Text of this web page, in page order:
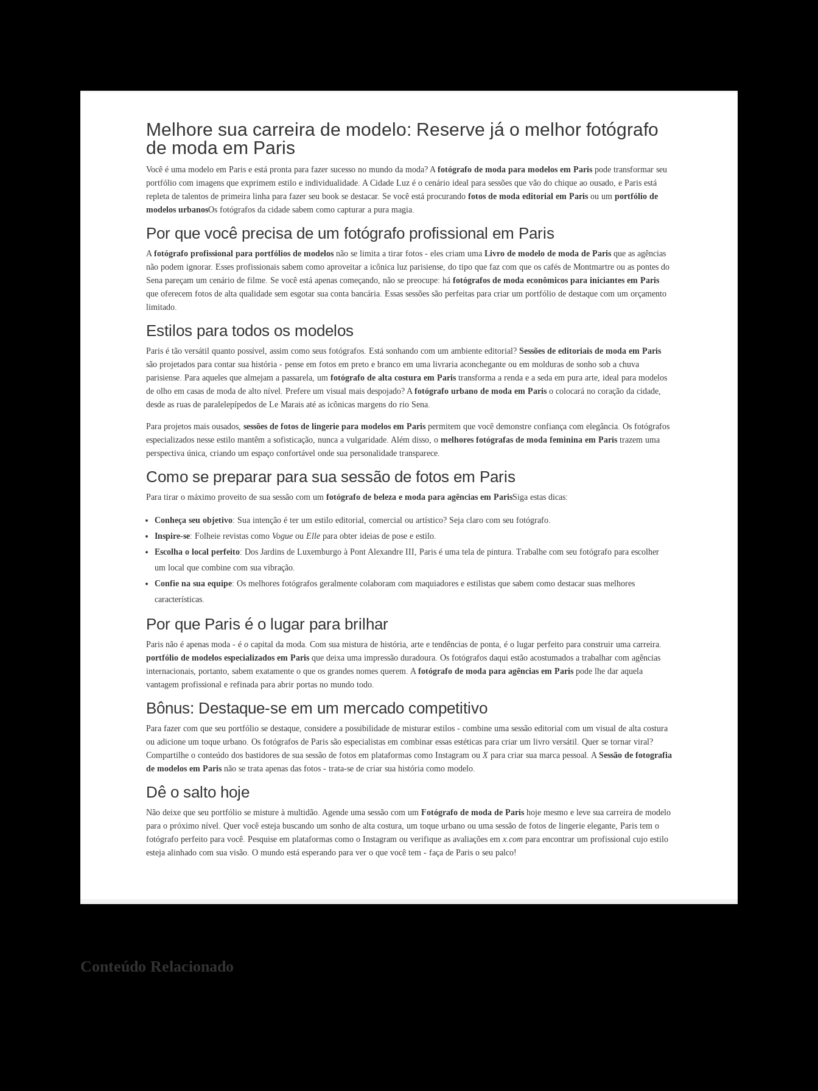
Melhore sua carreira de modelo: Reserve já o melhor fotógrafo
de moda em Paris
Você é uma modelo em Paris e está pronta para fazer sucesso no mundo da moda? A fotógrafo de moda para modelos em Paris pode transformar seu
portfólio com imagens que exprimem estilo e individualidade. A Cidade Luz é o cenário ideal para sessões que vão do chique ao ousado, e Paris está
repleta de talentos de primeira linha para fazer seu book se destacar. Se você está procurando fotos de moda editorial em Paris ou um portfólio de
modelos urbanosOs fotógrafos da cidade sabem como capturar a pura magia.
Por que você precisa de um fotógrafo profissional em Paris
A fotógrafo profissional para portfólios de modelos não se limita a tirar fotos - eles criam uma Livro de modelo de moda de Paris que as agências
não podem ignorar. Esses profissionais sabem como aproveitar a icônica luz parisiense, do tipo que faz com que os cafés de Montmartre ou as pontes do
Sena pareçam um cenário de filme. Se você está apenas começando, não se preocupe: há fotógrafos de moda econômicos para iniciantes em Paris
que oferecem fotos de alta qualidade sem esgotar sua conta bancária. Essas sessões são perfeitas para criar um portfólio de destaque com um orçamento
limitado.
Estilos para todos os modelos
Paris é tão versátil quanto possível, assim como seus fotógrafos. Está sonhando com um ambiente editorial? Sessões de editoriais de moda em Paris
são projetados para contar sua história - pense em fotos em preto e branco em uma livraria aconchegante ou em molduras de sonho sob a chuva
parisiense. Para aqueles que almejam a passarela, um fotógrafo de alta costura em Paris transforma a renda e a seda em pura arte, ideal para modelos
de olho em casas de moda de alto nível. Prefere um visual mais despojado? A fotógrafo urbano de moda em Paris o colocará no coração da cidade,
desde as ruas de paralelepípedos de Le Marais até as icônicas margens do rio Sena.
Para projetos mais ousados, sessões de fotos de lingerie para modelos em Paris permitem que você demonstre confiança com elegância. Os fotógrafos
especializados nesse estilo mantêm a sofisticação, nunca a vulgaridade. Além disso, o melhores fotógrafas de moda feminina em Paris trazem uma
perspectiva única, criando um espaço confortável onde sua personalidade transparece.
Como se preparar para sua sessão de fotos em Paris
Para tirar o máximo proveito de sua sessão com um fotógrafo de beleza e moda para agências em ParisSiga estas dicas:
Conheça seu objetivo: Sua intenção é ter um estilo editorial, comercial ou artístico? Seja claro com seu fotógrafo.
Inspire-se: Folheie revistas como Vogue ou Elle para obter ideias de pose e estilo.
Escolha o local perfeito: Dos Jardins de Luxemburgo à Pont Alexandre III, Paris é uma tela de pintura. Trabalhe com seu fotógrafo para escolher
um local que combine com sua vibração.
Confie na sua equipe: Os melhores fotógrafos geralmente colaboram com maquiadores e estilistas que sabem como destacar suas melhores
características.
Por que Paris é o lugar para brilhar
Paris não é apenas moda - é o capital da moda. Com sua mistura de história, arte e tendências de ponta, é o lugar perfeito para construir uma carreira.
portfólio de modelos especializados em Paris que deixa uma impressão duradoura. Os fotógrafos daqui estão acostumados a trabalhar com agências
internacionais, portanto, sabem exatamente o que os grandes nomes querem. A fotógrafo de moda para agências em Paris pode lhe dar aquela
vantagem profissional e refinada para abrir portas no mundo todo.
Bônus: Destaque-se em um mercado competitivo
Para fazer com que seu portfólio se destaque, considere a possibilidade de misturar estilos - combine uma sessão editorial com um visual de alta costura
ou adicione um toque urbano. Os fotógrafos de Paris são especialistas em combinar essas estéticas para criar um livro versátil. Quer se tornar viral?
Compartilhe o conteúdo dos bastidores de sua sessão de fotos em plataformas como Instagram ou X para criar sua marca pessoal. A Sessão de fotografia
de modelos em Paris não se trata apenas das fotos - trata-se de criar sua história como modelo.
Dê o salto hoje
Não deixe que seu portfólio se misture à multidão. Agende uma sessão com um Fotógrafo de moda de Paris hoje mesmo e leve sua carreira de modelo
para o próximo nível. Quer você esteja buscando um sonho de alta costura, um toque urbano ou uma sessão de fotos de lingerie elegante, Paris tem o
fotógrafo perfeito para você. Pesquise em plataformas como o Instagram ou verifique as avaliações em x.com para encontrar um profissional cujo estilo
esteja alinhado com sua visão. O mundo está esperando para ver o que você tem - faça de Paris o seu palco!
Conteúdo Relacionado